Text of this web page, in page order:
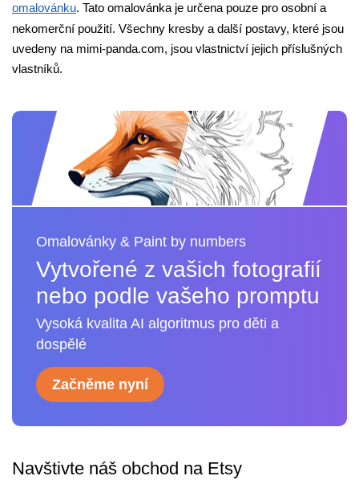
omalovánku. Tato omalovánka je určena pouze pro osobní a
nekomerční použití. Všechny kresby a další postavy, které jsou
uvedeny na mimi-panda.com, jsou vlastnictví jejich příslušných
vlastníků.
Omalovánky & Paint by numbers
Vytvořené z vašich fotografií
nebo podle vašeho promptu
Vysoká kvalita AI algoritmus pro děti a
dospělé
Začněme nyní
Navštivte náš obchod na Etsy